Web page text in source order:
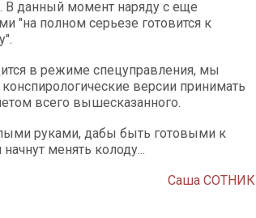
данный момент наряду с еще
"на полном серьезе готовится к
в режиме спецуправления, мы
версии принимать
всего вышесказанного.
руками, дабы быть готовыми к
менять колоду...
Саша СОТНИК